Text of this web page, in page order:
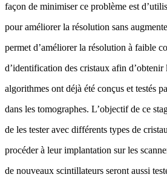
façon de minimiser ce problème est
pour améliorer la résolution sans
permet d’améliorer la résolution à faible
d’identification des cristaux afin
algorithmes ont déjà été conçus et testés
dans les tomographes. L’objectif de ce
de les tester avec différents types de
procéder à leur implantation sur les
de nouveaux scintillateurs seront aussi